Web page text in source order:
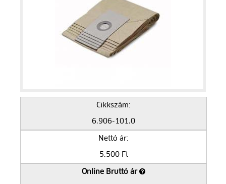
Cikkszám:
6.906-101.0
Nettó ár:
5.500 Ft
Online Bruttó ár